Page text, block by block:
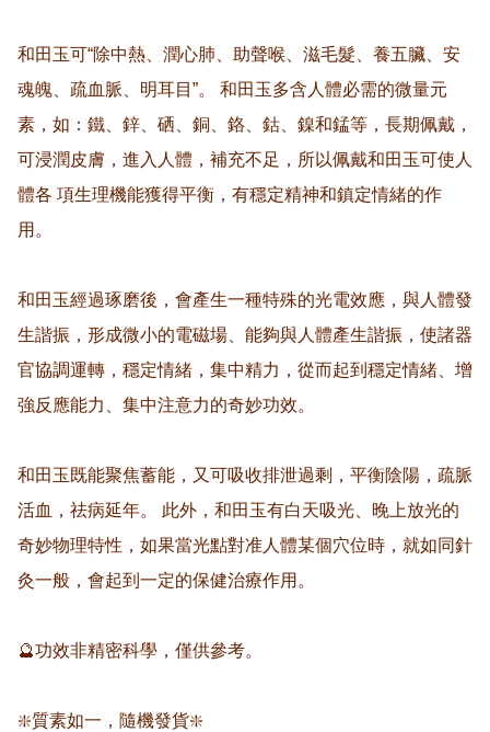
和田玉可“除中熱、潤心肺、助聲喉、滋毛髮、養五臟、安
魂魄、疏血脈、明耳目”。 和田玉多含人體必需的微量元
素，如：鐵、鋅、硒、銅、鉻、鈷、鎳和錳等，長期佩戴，
可浸潤皮膚，進入人體，補充不足，所以佩戴和田玉可使人
體各 項生理機能獲得平衡，有穩定精神和鎮定情緒的作
用。
和田玉經過琢磨後，會產生一種特殊的光電效應，與人體發
生諧振，形成微小的電磁場、能夠與人體產生諧振，使諸器
官協調運轉，穩定情緒，集中精力，從而起到穩定情緒、增
強反應能力、集中注意力的奇妙功效。
和田玉既能聚焦蓄能，又可吸收排泄過剩，平衡陰陽，疏脈
活血，祛病延年。 此外，和田玉有白天吸光、晚上放光的
奇妙物理特性，如果當光點對准人體某個穴位時，就如同針
灸一般，會起到一定的保健治療作用。
🔮功效非精密科學，僅供參考。
❇️質素如一，隨機發貨❇️